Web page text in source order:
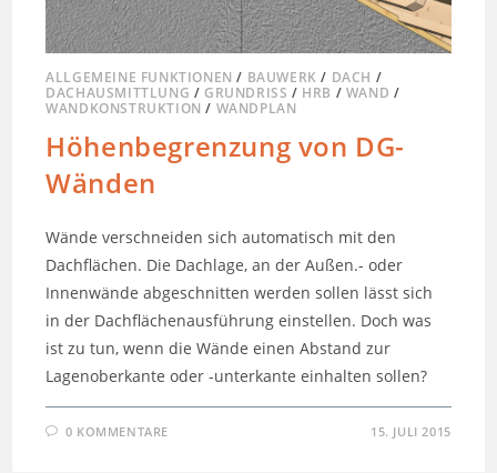
ALLGEMEINE FUNKTIONEN / BAUWERK / DACH /
DACHAUSMITTLUNG /GRUNDRISS / HRB / WAND /
WANDKONSTRUKTION / WANDPLAN
Höhenbegrenzung von DG-
Wänden
Wände verschneiden sich automatisch mit den
Dachflächen. Die Dachlage, an der Außen.- oder
Innenwände abgeschnitten werden sollen lässt sich
in der Dachflächenausführung einstellen. Doch was
ist zu tun, wenn die Wände einen Abstand zur
Lagenoberkante oder -unterkante einhalten sollen?
0 KOMMENTARE 15. JULI 2015